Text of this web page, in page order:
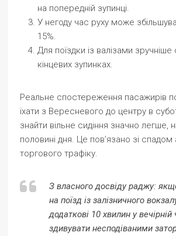
на попередній зупинці.
У негоду час руху може
15%.
Для поїздки із валізами зручніше
кінцевих зупинках.
Реальне спостереження пасажирів
їхати з Вересневого до центру в
знайти вільне сидіння значно легше,
половині дня. Це пов’язано зі спадом
торгового трафіку.
З власного досвіду раджу:
на поїзд із залізничного
додаткові 10 хвилин у
здивувати несподіваними